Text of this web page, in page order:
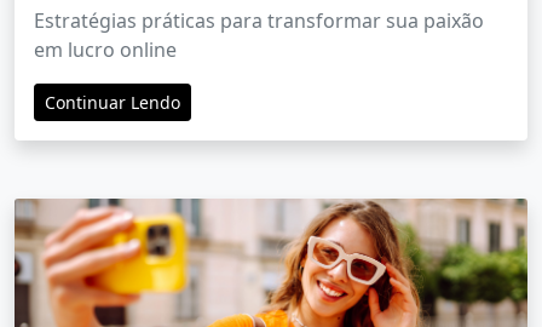
Estratégias práticas para transformar sua paixão
em lucro online
Continuar Lendo